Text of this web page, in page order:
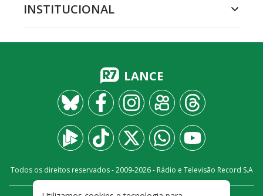
INSTITUCIONAL
LANCE
Todos os direitos reservados - 2009-2026- Rádio e Televisão Record S.A